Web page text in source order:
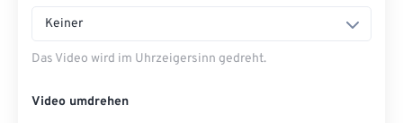
Keiner
Das Video wird im Uhrzeigersinn gedreht.
Video umdrehen